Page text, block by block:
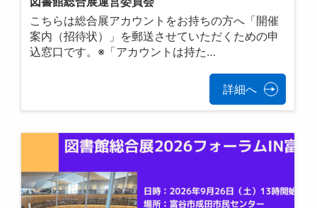
こちらは総合展アカウントをお持ちの方へ「開催
案内（招待状）」を郵送させていただくための申
込窓口です。※「アカウントは持た…
詳細へ